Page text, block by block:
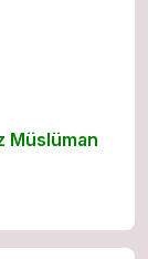
Müslüman